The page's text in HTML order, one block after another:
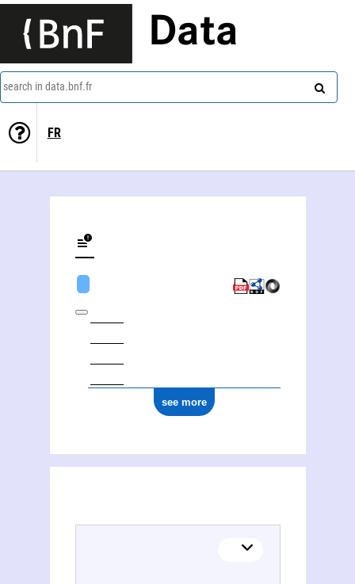
Data
search in data.bnf.fr
FR
see more